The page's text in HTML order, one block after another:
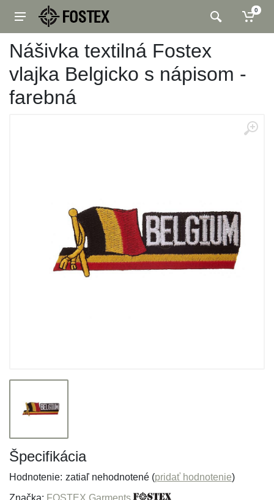
0
Nášivka textilná Fostex
vlajka Belgicko s nápisom -
farebná
Špecifikácia
Hodnotenie: zatiaľ nehodnotené (pridať hodnotenie)
Značka: FOSTEX Garments